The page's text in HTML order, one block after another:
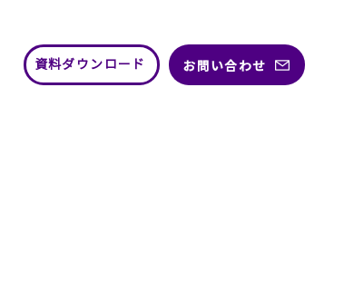
資料ダウンロード お問い合わせ